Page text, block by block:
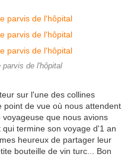
parvis de l'hôpital
sur l'une des collines
point de vue où nous attendent
que nous avions
termine son voyage d'1 an
heureux de partager leur
bouteille de vin turc... Bon